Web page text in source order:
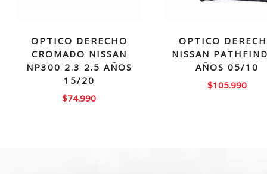
OPTICO DERECHO
CROMADO NISSAN
NP300 2.3 2.5 AÑOS
15/20
$74.990
OPTICO
NISSAN
AÑOS 05/10
$105.990